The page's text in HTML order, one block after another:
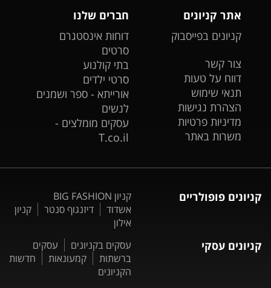
אתר קניונים
קניונים בפייסבוק
צור קשר
דווח על טעות
תנאי שימוש
הצהרת נגישות
מדיניות פרטיות
משרות באתר
חברים שלנו
דוחות אינסטגרם
סרטים
בתי קולנוע
סרטי ילדים
אורייתא - ספר ושמנים
לנשים
עסקים מומלצים -
T.co.il
קניונים פופולריים
קניון BIG FASHION
אשדוד
דיזנגוף סנטר
קניון
אילון
קניונים עסקי עסקים בקניונים
עסקים
ברשתות
קמעונאות
חדשות
הקניונים